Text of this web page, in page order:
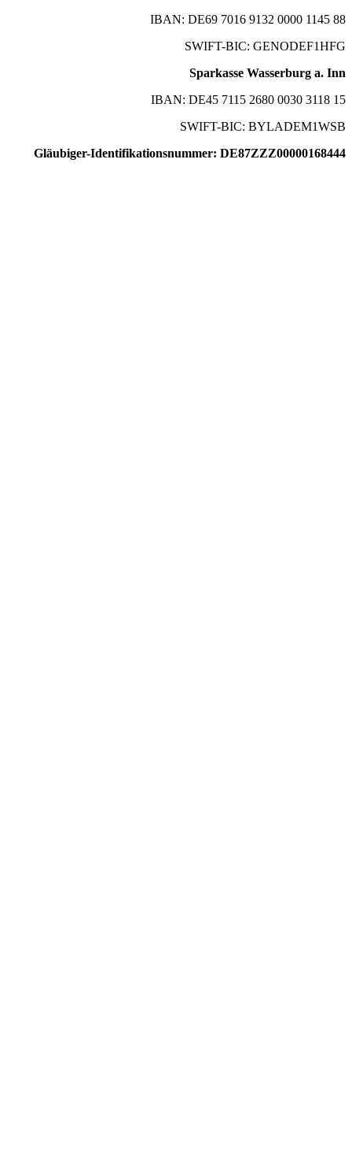
IBAN: DE69 7016 9132 0000 1145 88
SWIFT-BIC: GENODEF1HFG
Sparkasse Wasserburg a. Inn
IBAN: DE45 7115 2680 0030 3118 15
SWIFT-BIC: BYLADEM1WSB
Gläubiger-Identifikationsnummer: DE87ZZZ00000168444